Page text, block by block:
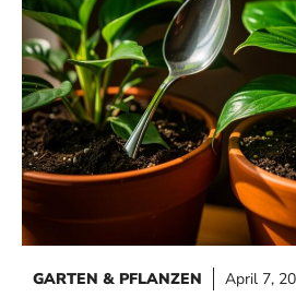
GARTEN & PFLANZEN April 7,